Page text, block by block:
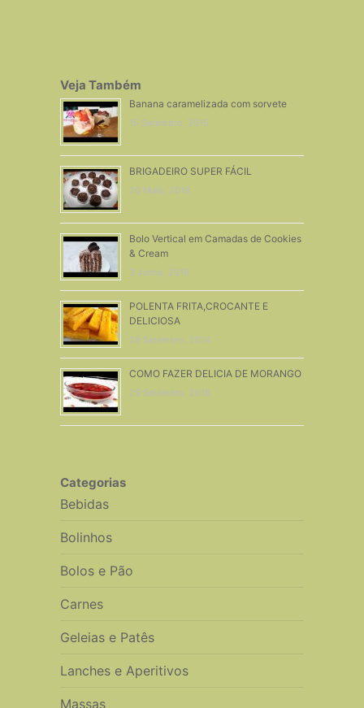
Veja Também
Banana caramelizada com sorvete
15 Setembro, 2015
BRIGADEIRO SUPER FÁCIL
20 Maio, 2016
Bolo Vertical em Camadas de Cookies
& Cream
3 Junho, 2019
POLENTA FRITA,CROCANTE E
DELICIOSA
28 Setembro, 2014
COMO FAZER DELICIA DE MORANGO
29 Setembro, 2018
Categorias
Bebidas
Bolinhos
Bolos e Pão
Carnes
Geleias e Patês
Lanches e Aperitivos
Massas